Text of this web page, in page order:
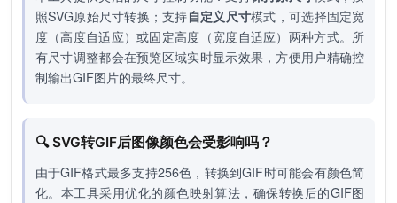
照SVG原始尺寸转换；支持自定义尺寸模式，可选择固定宽
度（高度自适应）或固定高度（宽度自适应）两种方式。所
有尺寸调整都会在预览区域实时显示效果，方便用户精确控
制输出GIF图片的最终尺寸。
🔍 SVG转GIF后图像颜色会受影响吗？
由于GIF格式最多支持256色，转换到GIF时可能会有颜色简
化。本工具采用优化的颜色映射算法，确保转换后的GIF图